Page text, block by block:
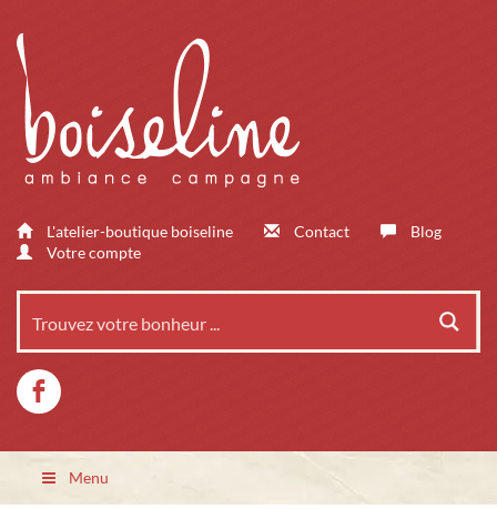
L'atelier-boutique boiseline Contact
Blog
Votre compte
Menu